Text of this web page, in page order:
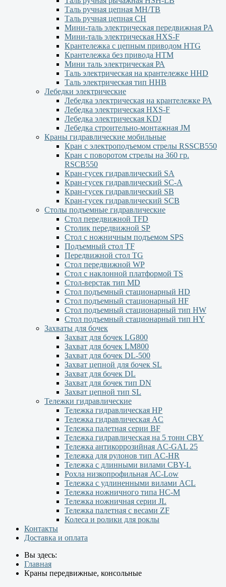
Таль ручная цепная MH/TB
Таль ручная цепная СН
Мини-таль электрическая передвижная PA
Мини-таль электрическая HXS-F
Крантележка с цепным приводом HTG
Крантележка без привода HTM
Мини таль электрическая РА
Таль электрическая на крантележке HHD
Таль электрическая тип HHB
Лебедки электрические
Лебедка электрическая на крантележке РА
Лебедка электрическая HXS-F
Лебедка электрическая KDJ
Лебедка строительно-монтажная JM
Краны гидравлические мобильные
Кран с электроподъемом стрелы RSSCB550
Кран с поворотом стрелы на 360 гр.
RSCB550
Кран-гусек гидравлический SA
Кран-гусек гидравлический SC-A
Кран-гусек гидравлический SB
Кран-гусек гидравлический SCB
Столы подъемные гидравлические
Стол передвижной TFD
Столик передвижной SP
Стол с ножничным подъемом SPS
Подъемный стол TF
Передвижной стол TG
Стол передвижной WP
Стол с наклонной платформой TS
Стол-верстак тип MD
Стол подъемный стационарный HD
Стол подъемный стационарный HF
Стол подъемный стационарный тип HW
Стол подъемный стационарный тип HY
Захваты для бочек
Захват для бочек LG800
Захват для бочек LM800
Захват для бочек DL-500
Захват цепной для бочек SL
Захват для бочек DL
Захват для бочек тип DN
Захват цепной тип SL
Тележки гидравлические
Тележка гидравлическая НР
Тележка гидравлическая AC
Тележка палетная серии ВF
Тележка гидравлическая на 5 тонн CBY
Тележка антикоррозийная AC-GAL 25
Тележка для рулонов тип AC-HR
Тележка с длинными вилами CBY-L
Рохла низкопрофильная АС-Low
Тележка с удлиненными вилами АCL
Тележка ножничного типа HC-M
Тележка ножничная серии JL
Тележка палетная с весами ZF
Колеса и ролики для роклы
Контакты
Доставка и оплата
Вы здесь:
Главная
Краны передвижные, консольные